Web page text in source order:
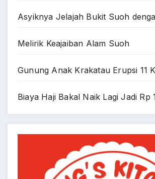
Asyiknya Jelajah Bukit Suoh
Melirik Keajaiban Alam Suoh
Gunung Anak Krakatau Erupsi 11
Biaya Haji Bakal Naik Lagi Jadi Rp